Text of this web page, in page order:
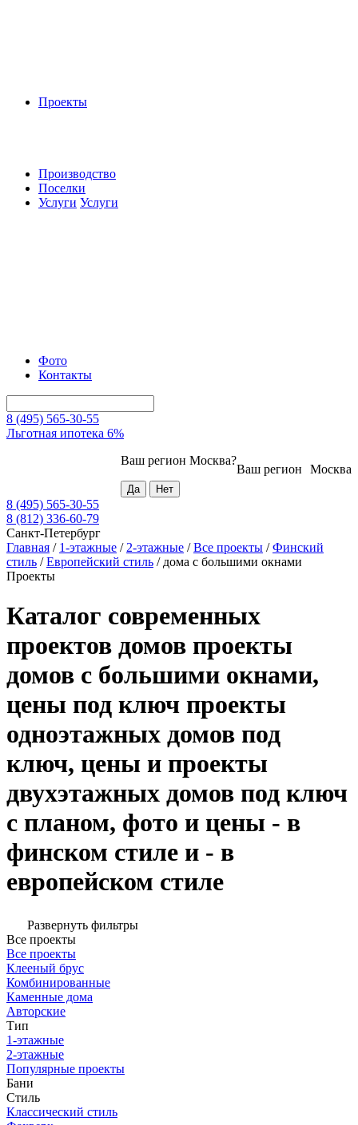
Проекты
Производство
Поселки
Услуги Услуги
Фото
Контакты
8 (495) 565-30-55
Льготная ипотека 6%
Москва
Ваш регион
Ваш регион Москва?
8 (495) 565-30-55
8 (812) 336-60-79
Санкт-Петербург
Главная / 1-этажные / 2-этажные /Все проекты /Финский
стиль /Европейский стиль / дома с большими окнами
Проекты
Каталог современных
проектов домов проекты
домов с большими окнами,
цены под ключ проекты
одноэтажных домов под
ключ, цены и проекты
двухэтажных домов под ключ
с планом, фото и цены - в
финском стиле и - в
европейском стиле
Развернуть фильтры
Все проекты
Все проекты
Клееный брус
Комбинированные
Каменные дома
Авторские
Тип
1-этажные
2-этажные
Популярные проекты
Бани
Стиль
Классический стиль